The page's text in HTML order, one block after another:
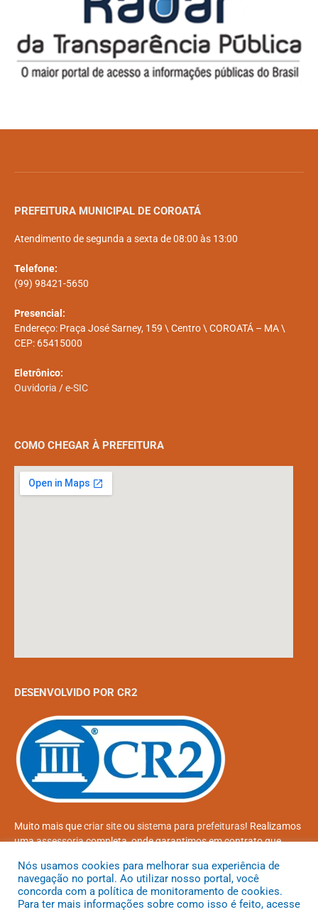
PREFEITURA MUNICIPAL DE COROATÁ
Atendimento de segunda a sexta de 08:00 às 13:00
Telefone:
(99) 98421-5650
Presencial:
Endereço: Praça José Sarney, 159 \ Centro \ COROATÁ – MA \
CEP: 65415000
Eletrônico:
Ouvidoria /e-SIC
COMO CHEGAR À PREFEITURA
DESENVOLVIDO POR CR2
Muito mais quecriar siteou sistema para prefeituras! Realizamos
umaassessoriacompleta, onde garantimos em contrato que
atendidas.
Conheça oPNTPe oRadar da Transparência Pública
Nós usamos cookies para melhorar sua experiência de
navegação no portal. Ao utilizar nosso portal, você
concorda com a política de monitoramento de cookies.
Para ter mais informações sobre como isso é feito, acesse